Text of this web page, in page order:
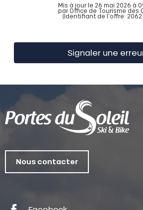
Mis à jour le 26 mai 2026 à
par Office de Tourisme des
(Identifiant de l'offre:
Signaler une
Nous contacter